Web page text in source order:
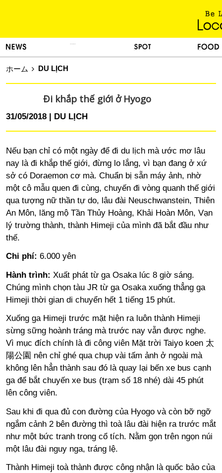
ホーム DU LỊCH
Đi khắp thế giới ở Hyogo
31/05/2018 DU LỊCH
Nếu bạn chỉ có một ngày để đi du lịch mà ước mơ lâu
nay là đi khắp thế giới, đừng lo lắng, vì bạn đang ở xứ
sở có Doraemon cơ mà. Chuẩn bị sẵn máy ảnh, nhờ
một cô mẫu quen đi cùng, chuyến đi vòng quanh thế giới
qua tượng nữ thần tự do, lâu đài Neuschwanstein, Thiên
An Môn, lăng mộ Tần Thủy Hoàng, Khải Hoàn Môn, Vạn
lý trường thành, thành Himeji của mình đã bắt đầu như
thế.
Chi phí: 6.000 yên
Hành trình: Xuất phát từ ga Osaka lúc 8 giờ sáng.
Chúng mình chọn tàu JR từ ga Osaka xuống thẳng ga
Himeji thời gian di chuyển hết 1 tiếng 15 phút.
Xuống ga Himeji trước mặt hiện ra luôn thành Himeji
sừng sững hoành tráng mà trước nay vẫn được nghe.
Vì mục đích chính là đi công viên Mặt trời Taiyo koen 太
陽公園 nên chỉ ghé qua chụp vài tấm ảnh ở ngoài mà
không lên hẳn thành sau đó là quay lại bến xe bus cạnh
ga để bắt chuyến xe bus (trạm số 18 nhé) dài 45 phút
lên công viên.
Sau khi đi qua đủ con đường của Hyogo và còn bỡ ngỡ
ngắm cảnh 2 bên đường thì toà lâu đài hiện ra trước mắt
như một bức tranh trong cổ tích. Nằm gọn trên ngọn núi
một lâu đài nguy nga, tráng lệ.
Thành Himeji toà thành được công nhận là quốc bảo của